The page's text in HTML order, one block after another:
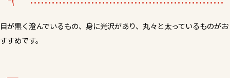
目が黒く澄んでいるもの、身に光沢があり、丸々と太っているものがお
すすめです。